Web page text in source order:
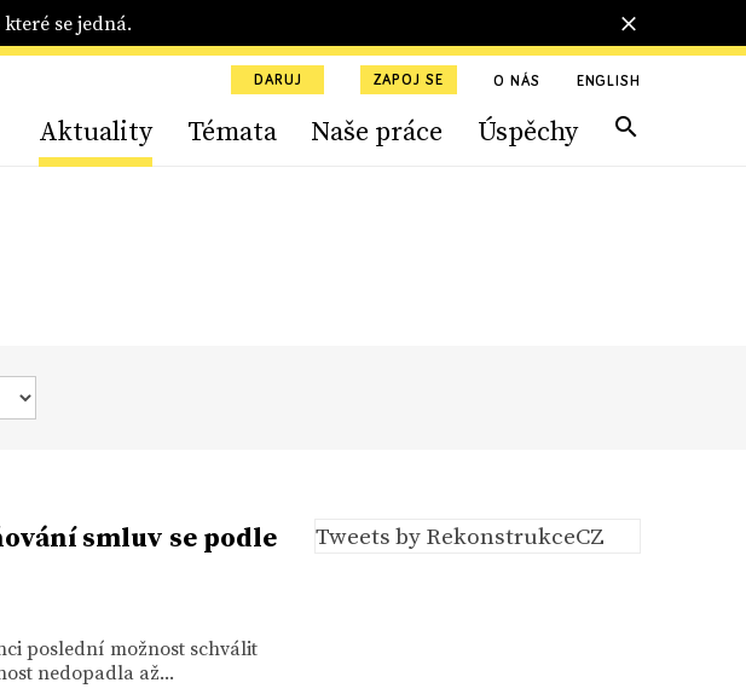
se jedná.
DARUJ ZAPOJ SE O NÁS ENGLISH
Aktuality Témata Naše práce Úspěchy
smluv se podle
poslední možnost schválit
nedopadla až...
Tweets by RekonstrukceCZ